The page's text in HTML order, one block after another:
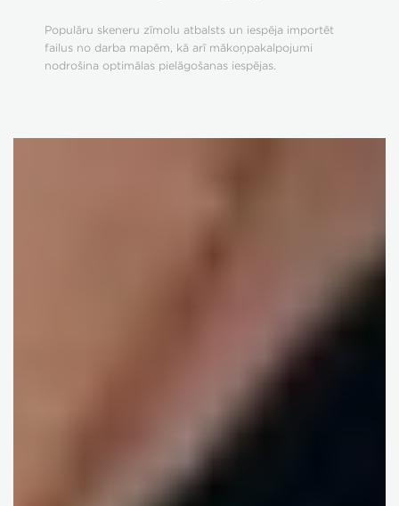
Populāru skeneru zīmolu atbalsts un iespēja importēt
failus no darba mapēm, kā arī mākoņpakalpojumi
nodrošina optimālas pielāgošanas iespējas.